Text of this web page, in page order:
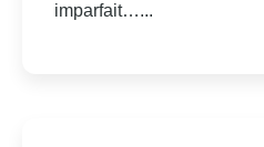
imparfait…...